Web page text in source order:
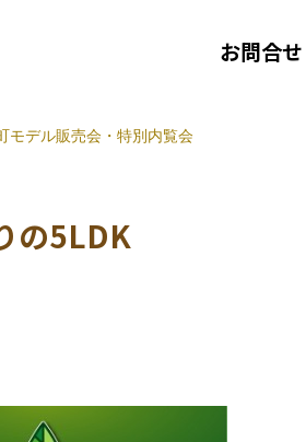
お問合せ
モデル販売会・特別内覧会
の5LDK